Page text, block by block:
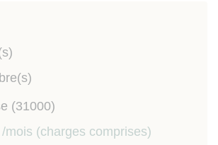
(31000)
/mois (charges comprises)